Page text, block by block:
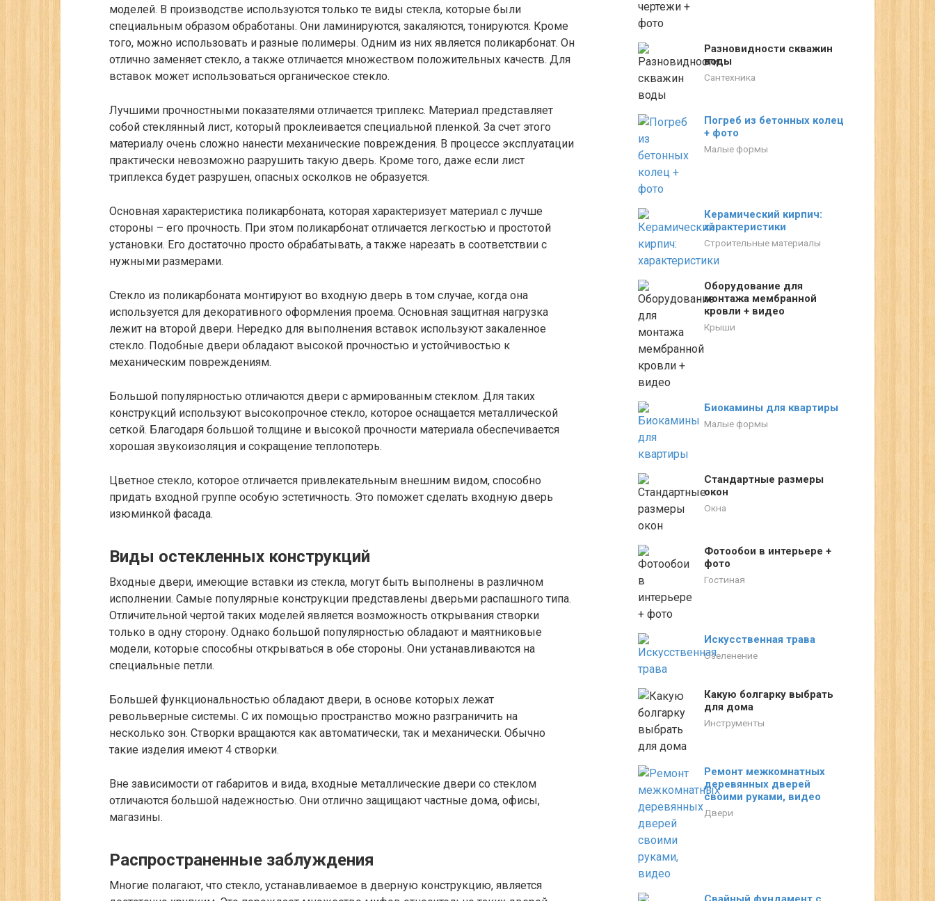
моделей. В производстве используются только те виды стекла, которые были
специальным образом обработаны. Они ламинируются, закаляются, тонируются. Кроме
того, можно использовать и разные полимеры. Одним из них является поликарбонат. Он
отлично заменяет стекло, а также отличается множеством положительных качеств. Для
вставок может использоваться органическое стекло.
Лучшими прочностными показателями отличается триплекс. Материал представляет
собой стеклянный лист, который проклеивается специальной пленкой. За счет этого
материалу очень сложно нанести механические повреждения. В процессе эксплуатации
практически невозможно разрушить такую дверь. Кроме того, даже если лист
триплекса будет разрушен, опасных осколков не образуется.
Основная характеристика поликарбоната, которая характеризует материал с лучше
стороны – его прочность. При этом поликарбонат отличается легкостью и простотой
установки. Его достаточно просто обрабатывать, а также нарезать в соответствии с
нужными размерами.
Стекло из поликарбоната монтируют во входную дверь в том случае, когда она
используется для декоративного оформления проема. Основная защитная нагрузка
лежит на второй двери. Нередко для выполнения вставок используют закаленное
стекло. Подобные двери обладают высокой прочностью и устойчивостью к
механическим повреждениям.
Большой популярностью отличаются двери с армированным стеклом. Для таких
конструкций используют высокопрочное стекло, которое оснащается металлической
сеткой. Благодаря большой толщине и высокой прочности материала обеспечивается
хорошая звукоизоляция и сокращение теплопотерь.
Цветное стекло, которое отличается привлекательным внешним видом, способно
придать входной группе особую эстетичность. Это поможет сделать входную дверь
изюминкой фасада.
Виды остекленных конструкций
Входные двери, имеющие вставки из стекла, могут быть выполнены в различном
исполнении. Самые популярные конструкции представлены дверьми распашного типа.
Отличительной чертой таких моделей является возможность открывания створки
только в одну сторону. Однако большой популярностью обладают и маятниковые
модели, которые способны открываться в обе стороны. Они устанавливаются на
специальные петли.
Большей функциональностью обладают двери, в основе которых лежат
револьверные системы. С их помощью пространство можно разграничить на
несколько зон. Створки вращаются как автоматически, так и механически. Обычно
такие изделия имеют 4 створки.
Вне зависимости от габаритов и вида, входные металлические двери со стеклом
отличаются большой надежностью. Они отлично защищают частные дома, офисы,
магазины.
Распространенные заблуждения
Многие полагают, что стекло, устанавливаемое в дверную конструкцию, является
Разновидности скважин
воды
Сантехника
Погреб из бетонных колец
+ фото
Малые формы
Керамический кирпич:
характеристики
Строительные материалы
Оборудование для
монтажа мембранной
кровли + видео
Крыши
Биокамины для квартиры
Малые формы
Стандартные размеры
окон
Окна
Фотообои в интерьере +
фото
Гостиная
Искусственная трава
Озеленение
Какую болгарку выбрать
для дома
Инструменты
Ремонт межкомнатных
деревянных дверей
своими руками, видео
Двери